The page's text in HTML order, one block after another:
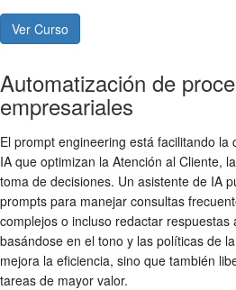
Ver Curso
Automatización de
empresariales
El prompt engineering está facilitando
IA que optimizan la Atención al Cliente,
toma de decisiones. Un asistente de IA
prompts para manejar consultas
complejos o incluso redactar respuestas
basándose en el tono y las políticas de
mejora la eficiencia, sino que también
tareas de mayor valor.